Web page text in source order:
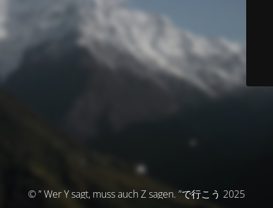
© ” Wer Y sagt, muss auch Z sagen. ”で行こう 2025